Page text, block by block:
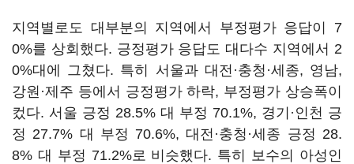
지역별로도 대부분의 지역에서 부정평가 응답이 7
0%를 상회했다. 긍정평가 응답도 대다수 지역에서 2
0%대에 그쳤다. 특히 서울과 대전·충청·세종, 영남,
강원·제주 등에서 긍정평가 하락, 부정평가 상승폭이
컸다. 서울 긍정 28.5% 대 부정 70.1%, 경기·인천 긍
정 27.7% 대 부정 70.6%, 대전·충청·세종 긍정 28.
8% 대 부정 71.2%로 비슷했다. 특히 보수의 아성인